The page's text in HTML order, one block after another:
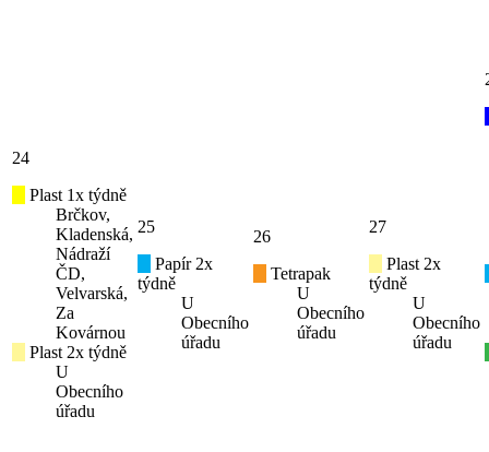
24
Plast 1x týdně
Brčkov,
Kladenská,
Nádraží
ČD,
Velvarská,
Za
Kovárnou
Plast 2x týdně
U
Obecního
úřadu
25
Papír 2x
týdně
U
Obecního
úřadu
26
Tetrapak
U
Obecního
úřadu
27
Plast 2x
týdně
U
Obecního
úřadu